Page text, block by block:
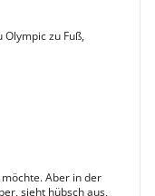
zu Fuß,
Aber in der
sieht hübsch aus,